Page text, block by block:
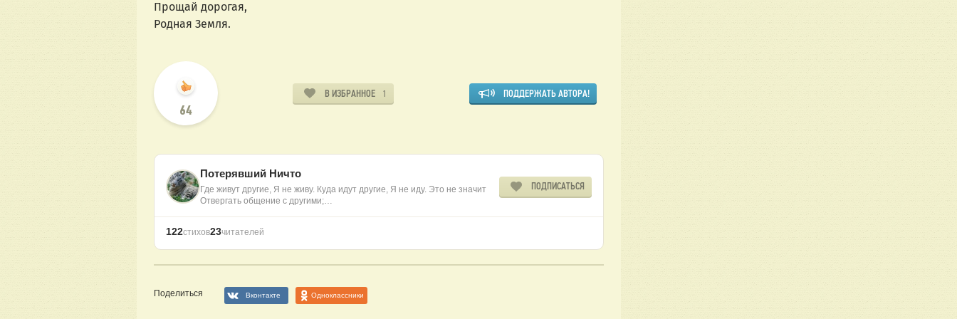
Прощай дорогая,
Родная Земля.
64
В ИЗБРАННОЕ 1 ПОДДЕРЖАТЬ АВТОРА!
Потерявший Ничто
Где живут другие, Я не живу. Куда идут другие, Я не иду. Это не значит
Отвергать общение с другими;…
ПОДПИСАТЬСЯ
122стихов23читателей
Поделиться Вконтакте Одноклассники